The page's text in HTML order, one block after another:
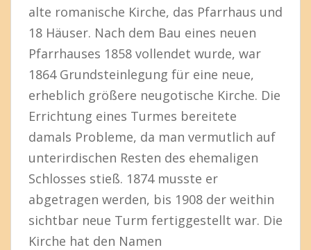
alte romanische Kirche, das Pfarrhaus und
18 Häuser. Nach dem Bau eines neuen
Pfarrhauses 1858 vollendet wurde, war
1864 Grundsteinlegung für eine neue,
erheblich größere neugotische Kirche. Die
Errichtung eines Turmes bereitete
damals Probleme, da man vermutlich auf
unterirdischen Resten des ehemaligen
Schlosses stieß. 1874 musste er
abgetragen werden, bis 1908 der weithin
sichtbar neue Turm fertiggestellt war. Die
Kirche hat den Namen